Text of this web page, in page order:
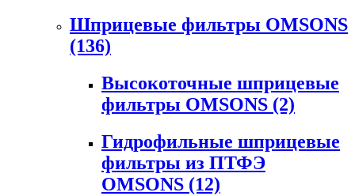
Шприцевые фильтры OMSONS
(136)
Высокоточные шприцевые
фильтры OMSONS (2)
Гидрофильные шприцевые
фильтры из ПТФЭ
OMSONS (12)